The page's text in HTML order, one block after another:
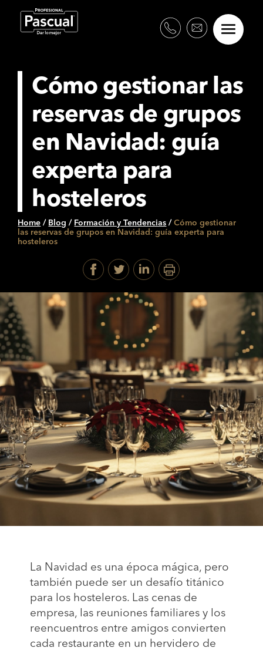
Cómo gestionar las
reservas de grupos
en Navidad: guía
experta para
hosteleros
Home / Blog / Formación y Tendencias /Cómo gestionar
las reservas de grupos en Navidad: guía experta para
hosteleros
La Navidad es una época mágica, pero
también puede ser un desafío titánico
para los hosteleros. Las cenas de
empresa, las reuniones familiares y los
reencuentros entre amigos convierten
cada restaurante en un hervidero de